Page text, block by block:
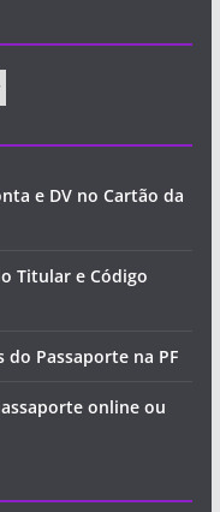
e DV no Cartão da
Titular e Código
Passaporte na PF
online ou